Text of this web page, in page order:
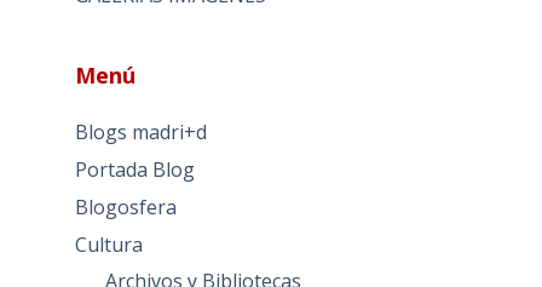
Menú
Blogs madri+d
Portada Blog
Blogosfera
Cultura
Archivos y Bibliotecas